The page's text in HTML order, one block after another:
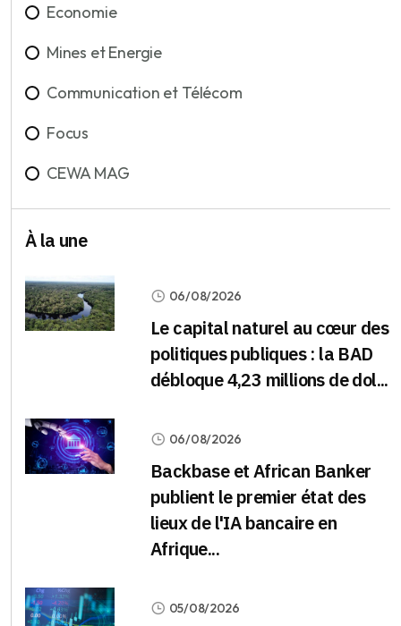
Economie
Mines et Energie
Communication et Télécom
Focus
CEWA MAG
À la une
06/08/2026
Le capital naturel au cœur des
politiques publiques : la BAD
débloque 4,23 millions de dol...
06/08/2026
Backbase et African Banker
publient le premier état des
lieux de l'IA bancaire en
Afrique...
05/08/2026